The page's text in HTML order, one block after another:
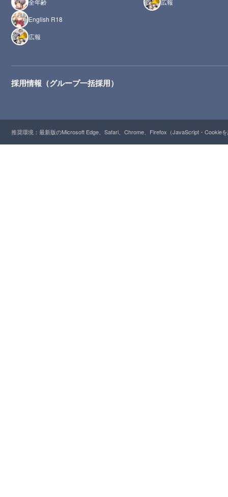
English R18
広報
採用情報（グループ一括採用）
推奨環境：最新版のMicrosoft Edge、Safari、Chrome、Firefox（JavaScript・Cookie